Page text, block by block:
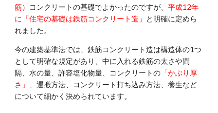
筋）
コンクリートの基礎でよかったのですが、 平成12年
に「住宅の基礎は鉄筋コンクリート造」
と明確に定めら
れました。
今の建築基準法では、鉄筋コンクリート造は構造体の1つ
として明確な規定があり、中に入れる鉄筋の太さや間
隔、水の量、許容塩化物量、コンクリートの 「かぶり厚
さ」、 運搬方法、コンクリート打ち込み方法、養生など
について細かく決められています。